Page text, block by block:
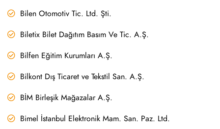
Bilen Otomotiv Tic. Ltd. Şti.
Biletix Bilet Dağıtım Basım Ve Tic. A.Ş.
Bilfen Eğitim Kurumları A.Ş.
Bilkont Dış Ticaret ve Tekstil San. A.Ş.
BİM Birleşik Mağazalar A.Ş.
Bimel İstanbul Elektronik Mam. San. Paz. Ltd.